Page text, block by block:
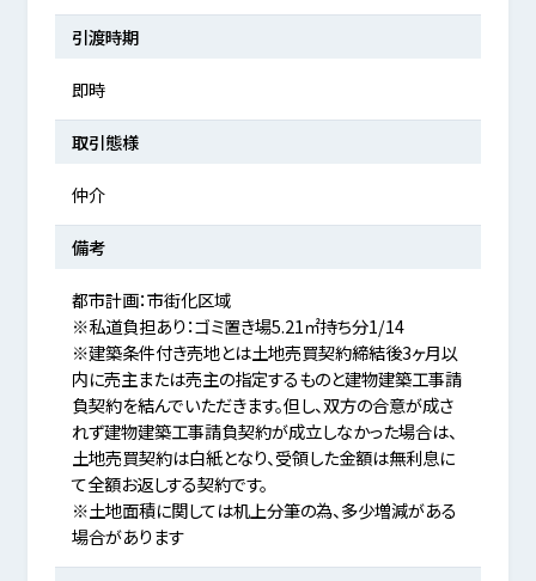
引渡時期
即時
取引態様
仲介
備考
都市計画：市街化区域
※私道負担あり：ゴミ置き場5.21㎡持ち分1/14
※建築条件付き売地とは土地売買契約締結後3ヶ月以
内に売主または売主の指定するものと建物建築工事請
負契約を結んでいただきます。但し、双方の合意が成さ
れず建物建築工事請負契約が成立しなかった場合は、
土地売買契約は白紙となり、受領した金額は無利息に
て全額お返しする契約です。
※土地面積に関しては机上分筆の為、多少増減がある
場合があります